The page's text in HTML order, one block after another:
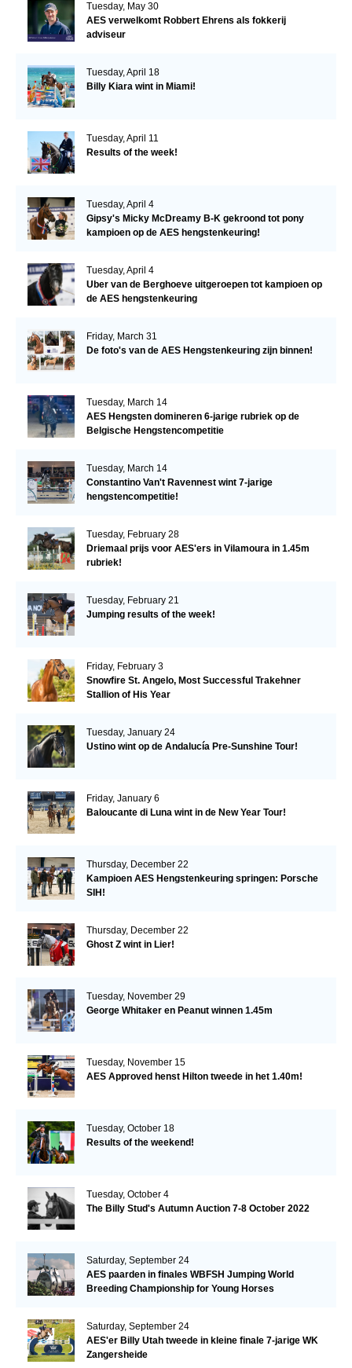
Tuesday, May 30
AES verwelkomt Robbert Ehrens als fokkerij
adviseur
Tuesday, April 18
Billy Kiara wint in Miami!
Tuesday, April 11
Results of the week!
Tuesday, April 4
Gipsy's Micky McDreamy B-K gekroond tot pony
kampioen op de AES hengstenkeuring!
Tuesday, April 4
Uber van de Berghoeve uitgeroepen tot kampioen op
de AES hengstenkeuring
Friday, March 31
De foto's van de AES Hengstenkeuring zijn binnen!
Tuesday, March 14
AES Hengsten domineren 6-jarige rubriek op de
Belgische Hengstencompetitie
Tuesday, March 14
Constantino Van't Ravennest wint 7-jarige
hengstencompetitie!
Tuesday, February 28
Driemaal prijs voor AES'ers in Vilamoura in 1.45m
rubriek!
Tuesday, February 21
Jumping results of the week!
Friday, February 3
Snowfire St. Angelo, Most Successful Trakehner
Stallion of His Year
Tuesday, January 24
Ustino wint op de Andalucía Pre-Sunshine Tour!
Friday, January 6
Baloucante di Luna wint in de New Year Tour!
Thursday, December 22
Kampioen AES Hengstenkeuring springen: Porsche
SIH!
Thursday, December 22
Ghost Z wint in Lier!
Tuesday, November 29
George Whitaker en Peanut winnen 1.45m
Tuesday, November 15
AES Approved henst Hilton tweede in het 1.40m!
Tuesday, October 18
Results of the weekend!
Tuesday, October 4
The Billy Stud's Autumn Auction 7-8 October 2022
Saturday, September 24
AES paarden in finales WBFSH Jumping World
Breeding Championship for Young Horses
Saturday, September 24
AES'er Billy Utah tweede in kleine finale 7-jarige WK
Zangersheide